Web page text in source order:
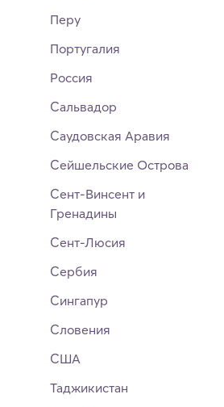
Перу
Португалия
Россия
Сальвадор
Саудовская Аравия
Сейшельские Острова
Сент-Винсент и
Гренадины
Сент-Люсия
Сербия
Сингапур
Словения
США
Таджикистан